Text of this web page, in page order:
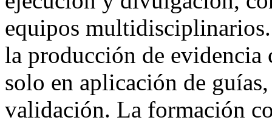
equipos
la producción de
solo en aplicación de
validación. La formación